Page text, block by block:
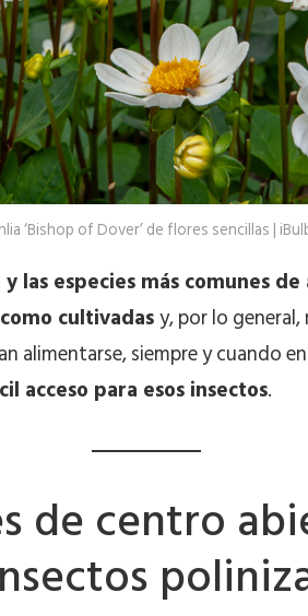
‘Bishop of Dover’ de flores sencillas |
las especies más comunes
cultivadasy, por lo
alimentarse, siempre y cuando
acceso para esos insectos.
de centro